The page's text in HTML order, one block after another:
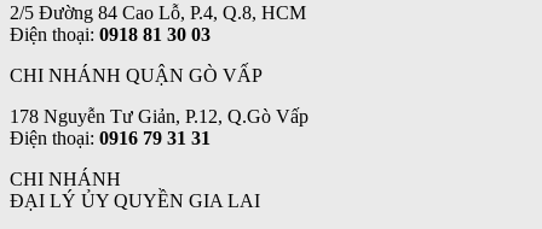
2/5 Đường 84 Cao Lỗ, P.4, Q.8, HCM
Điện thoại: 0918 81 30 03
CHI NHÁNH QUẬN GÒ VẤP
178 Nguyễn Tư Giản, P.12, Q.Gò Vấp
Điện thoại: 0916 79 31 31
CHI NHÁNH
ĐẠI LÝ ỦY QUYỀN GIA LAI